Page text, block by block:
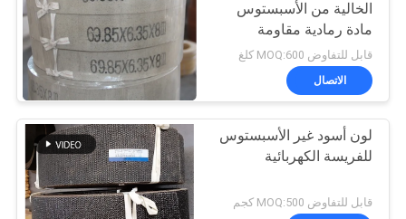
الخالية من الأسبستوس
مادة رمادية مقاومة
للحرارة
قابل للتفاوض MOQ:600 كلغ
الاتصال
لون أسود غير الأسبستوس
للفريسة الكهربائية
قابل للتفاوض MOQ:500 كجم